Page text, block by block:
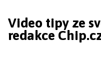
Video tipy ze
redakce